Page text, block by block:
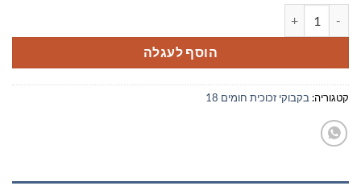
הוסף לעגלה
קטגוריה: בקבוקי זכוכית חומים 18